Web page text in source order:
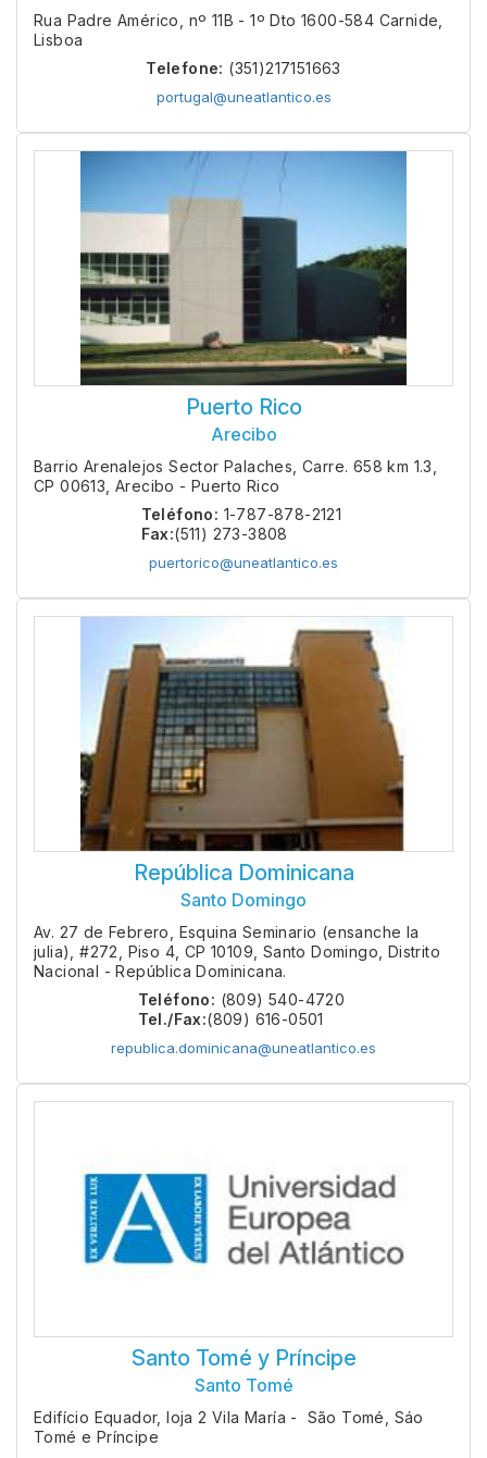
Rua Padre Américo, nº 11B - 1º Dto 1600-584 Carnide,
Lisboa
Telefone: (351)217151663
portugal@uneatlantico.es
Puerto Rico
Arecibo
Barrio Arenalejos Sector Palaches, Carre. 658 km 1.3,
CP 00613, Arecibo - Puerto Rico
Teléfono: 1-787-878-2121
Fax:(511) 273-3808
puertorico@uneatlantico.es
República Dominicana
Santo Domingo
Av. 27 de Febrero, Esquina Seminario (ensanche la
julia), #272, Piso 4, CP 10109, Santo Domingo, Distrito
Nacional - República Dominicana.
Teléfono: (809) 540-4720
Tel./Fax:(809) 616-0501
republica.dominicana@uneatlantico.es
Santo Tomé y Príncipe
Santo Tomé
Edifício Equador, loja 2 Vila María - São Tomé, Sáo
Tomé e Príncipe